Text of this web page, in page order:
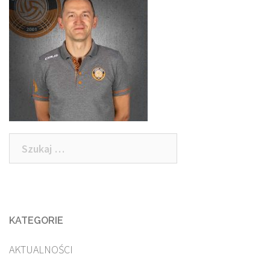
Szukaj:
KATEGORIE
AKTUALNOŚCI